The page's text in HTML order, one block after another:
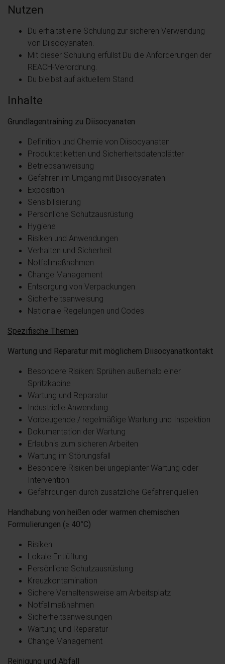
Nutzen
Du erhältst eine Schulung zur sicheren Verwendung
von Diisocyanaten.
Mit dieser Schulung erfüllst Du die Anforderungen der
REACH-Verordnung.
Du bleibst auf aktuellem Stand.
Inhalte
Grundlagentraining zu Diisocyanaten
Definition und Chemie von Diisocyanaten
Produktetiketten und Sicherheitsdatenblätter
Betriebsanweisung
Gefahren im Umgang mit Diisocyanaten
Exposition
Sensibilisierung
Persönliche Schutzausrüstung
Hygiene
Risiken und Anwendungen
Verhalten und Sicherheit
Notfallmaßnahmen
Change Management
Entsorgung von Verpackungen
Sicherheitsanweisung
Nationale Regelungen und Codes
Spezifische Themen
Wartung und Reparatur mit möglichem Diisocyanatkontakt
Besondere Risiken: Sprühen außerhalb einer
Spritzkabine
Wartung und Reparatur
Industrielle Anwendung
Vorbeugende / regelmäßige Wartung und Inspektion
Dokumentation der Wartung
Erlaubnis zum sicheren Arbeiten
Wartung im Störungsfall
Besondere Risiken bei ungeplanter Wartung oder
Intervention
Gefährdungen durch zusätzliche Gefahrenquellen
Handhabung von heißen oder warmen chemischen
Formulierungen (≥ 40°C)
Risiken
Lokale Entlüftung
Persönliche Schutzausrüstung
Kreuzkontamination
Sichere Verhaltensweise am Arbeitsplatz
Notfallmaßnahmen
Sicherheitsanweisungen
Wartung und Reparatur
Change Management
Reinigung und Abfall